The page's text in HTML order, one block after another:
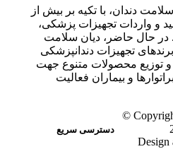
دندان، با تکیه بر بیش از
و واردات تجهیزات پزشکی،
در حال حاضر، دیان سلامت
تجهیزات دندانپزشکی
محصولات متنوع جهت
و بیماران فعالیت
دسترسی سریع
©
Design